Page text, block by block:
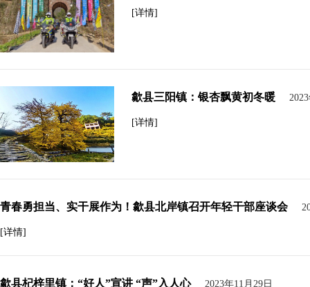
[详情]
歙县三阳镇：银杏飘黄初冬暖
[详情]
青春勇担当、实干展作为！歙县北岸镇召开年轻干部座谈会
[详情]
歙县杞梓里镇：“好人”宣讲 “声”入人心 2023年11月29日